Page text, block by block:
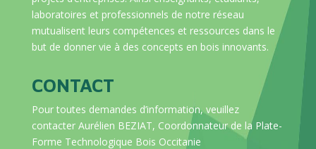
laboratoires et professionnels de notre réseau
mutualisent leurs compétences et ressources dans le
but de donner vie à des concepts en bois innovants.
CONTACT
Pour toutes demandes d’information, veuillez
contacter Aurélien BEZIAT, Coordonnateur de la Plate-
Forme Technologique Bois Occitanie